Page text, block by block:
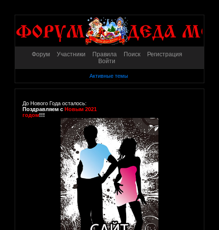
Форум Участники Правила Поиск
Регистрация
Войти
Активные темы
До Нового Года осталось:
Поздравляем с Новым 2021
годом!!!